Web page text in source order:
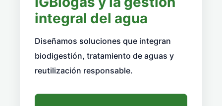
integral del agua
Diseñamos soluciones que integran
biodigestión, tratamiento de aguas y
reutilización responsable.